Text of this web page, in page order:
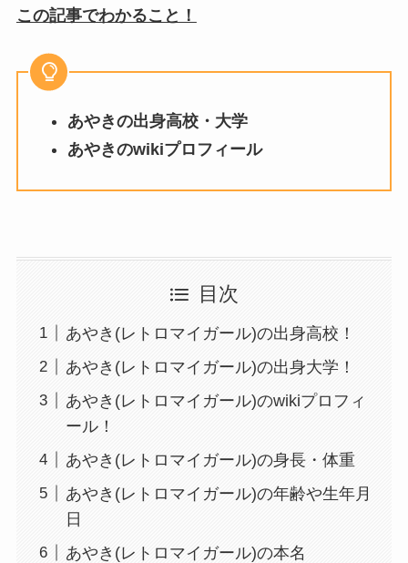
この記事でわかること！
あやきの出身高校・大学
あやきのwikiプロフィール
目次
あやき(レトロマイガール)の出身高校！
あやき(レトロマイガール)の出身大学！
あやき(レトロマイガール)のwikiプロフィ
ール！
あやき(レトロマイガール)の身長・体重
あやき(レトロマイガール)の年齢や生年月
日
あやき(レトロマイガール)の本名